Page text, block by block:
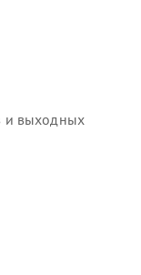
и выходных